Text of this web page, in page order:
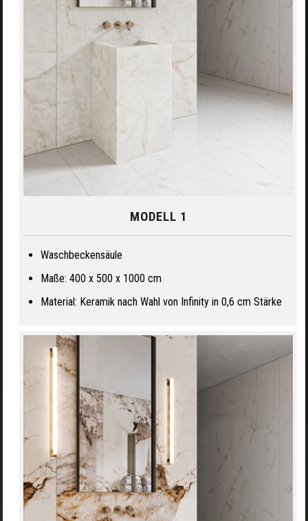
MODELL 1
Waschbeckensäule
Maße: 400 x 500 x 1000 cm
Material: Keramik nach Wahl von Infinity in 0,6 cm Stärke